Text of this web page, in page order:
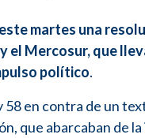
martes una
el Mercosur, que
político.
en contra de un
que abarcaban de